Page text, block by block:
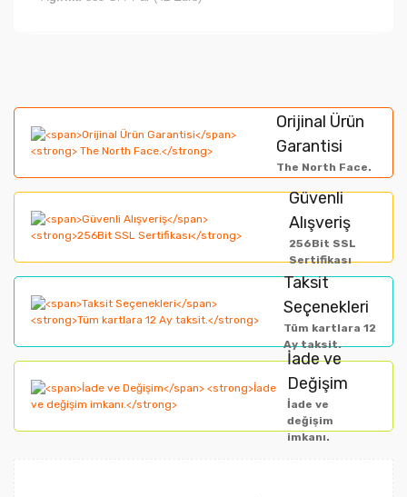
Yorum Yaz
formunu kullanarak tarafımıza iletebilirsiniz.
Görüş ve önerileriniz için teşekkür ederiz.
Ürün resmi kalitesiz, bozuk veya görüntülenemiyor.
Ürün açıklamasında eksik bilgiler bulunuyor.
Bu ürüne benzer farklı alternatifler olmalı.
Orijinal Ürün
Garantisi
The North Face.
Güvenli
Alışveriş
256Bit SSL
Sertifikası
Taksit
Seçenekleri
Tüm kartlara 12
Ay taksit.
İade ve
Değişim
İade ve
değişim
imkanı.